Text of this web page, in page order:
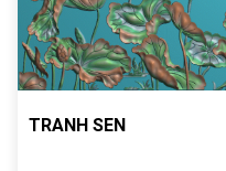
TRANH SEN